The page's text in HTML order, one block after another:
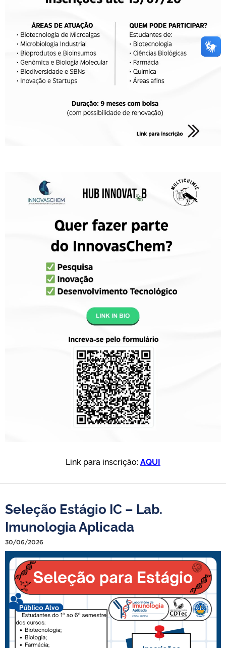
Link para inscrição:AQUI
Seleção Estágio IC – Lab.
Imunologia Aplicada
30/06/2026